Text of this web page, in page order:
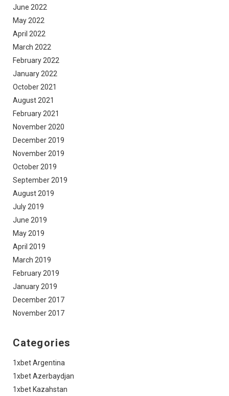
June 2022
May 2022
April 2022
March 2022
February 2022
January 2022
October 2021
August 2021
February 2021
November 2020
December 2019
November 2019
October 2019
September 2019
August 2019
July 2019
June 2019
May 2019
April 2019
March 2019
February 2019
January 2019
December 2017
November 2017
Categories
1xbet Argentina
1xbet Azerbaydjan
1xbet Kazahstan